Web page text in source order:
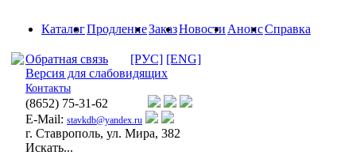
КаталогПродлениеЗаказНовости АнонсСправка
Обратная связь [РУС] [ENG]
Версия для слабовидящих
Контакты
(8652) 75-31-62
E-Mail: stavkdb@yandex.ru
г. Ставрополь, ул. Мира, 382
Искать...